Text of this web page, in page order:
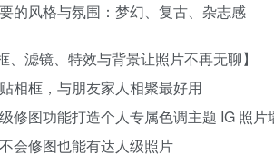
的风格与氛围：梦幻、复古、杂志感
、滤镜、特效与背景让照片不再无聊】
相框，与朋友家人相聚最好用
修图功能打造个人专属色调主题 IG 照片
会修图也能有达人级照片